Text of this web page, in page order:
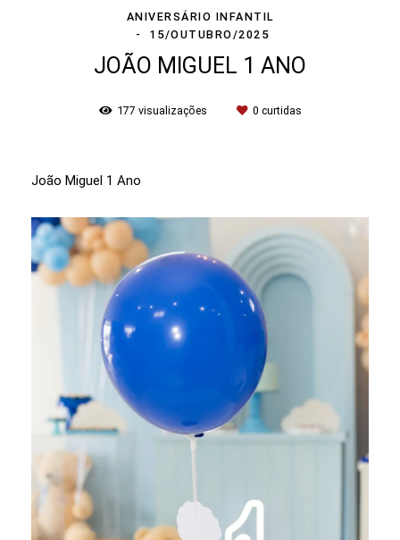
ANIVERSÁRIO INFANTIL
15/OUTUBRO/2025
JOÃO MIGUEL 1 ANO
177 visualizações 0 curtidas
João Miguel 1 Ano